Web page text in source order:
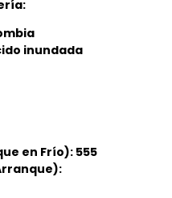
inundada
en Frío): 555